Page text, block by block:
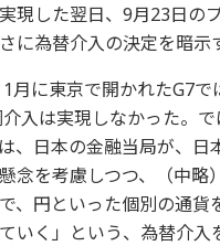
現した翌日、9月23日の
に為替介入の決定を暗示
月に東京で開かれたG7
入は実現しなかった。
、日本の金融当局が、
念を考慮しつつ、（中
、円といった個別の通
いく」という、為替介